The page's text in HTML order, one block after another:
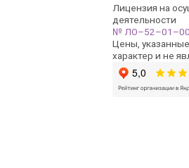
Лицензия на
деятельности
№
Цены,
характер и не